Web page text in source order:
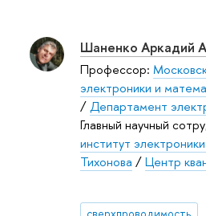
Шаненко Аркадий
Профессор:
электроники и
/Департамент
Главный научный
институт
Тихонова /Центр